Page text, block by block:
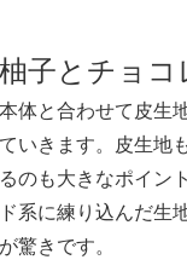
柚子とチョコ
本体と合わせて皮生
ていきます。皮生地
るのも大きなポイン
ド系に練り込んだ生
が驚きです。
いて